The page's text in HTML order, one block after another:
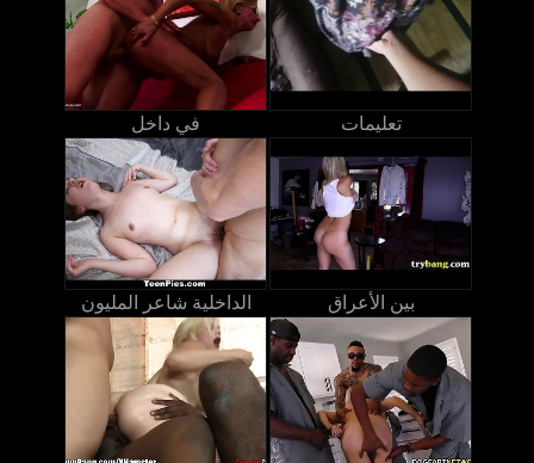
في داخل تعليمات
الداخلية شاعر المليون بين الأعراق